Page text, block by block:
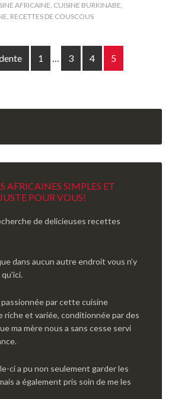
AFRICAINE, CUISINE BURKINABE,
, RECETTES DE COUSCOUS
1 … 3 4 5
AFRICAINES SIMPLES ET
POUR VOUS!
de delicieuses recettes
dans aucun autre endroit vous n’y
par cette cuisine
riche et variée, conditionnée par des
ma mère nous a sans cesse servi
ci a pu non seulement garder les
a également pris soin de me les